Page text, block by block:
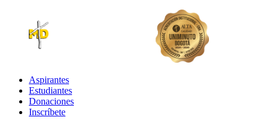
Aspirantes
Estudiantes
Donaciones
Inscríbete